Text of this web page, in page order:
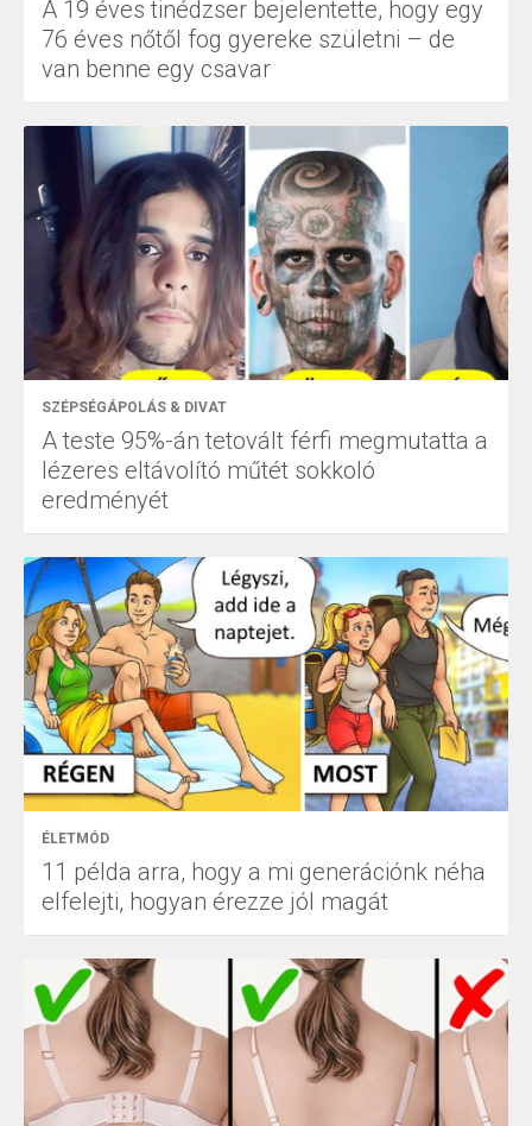
A 19 éves tinédzser bejelentette, hogy egy
76 éves nőtől fog gyereke születni – de
van benne egy csavar
SZÉPSÉGÁPOLÁS & DIVAT
A teste 95%-án tetovált férfi megmutatta a
lézeres eltávolító műtét sokkoló
eredményét
ÉLETMÓD
11 példa arra, hogy a mi generációnk néha
elfelejti, hogyan érezze jól magát